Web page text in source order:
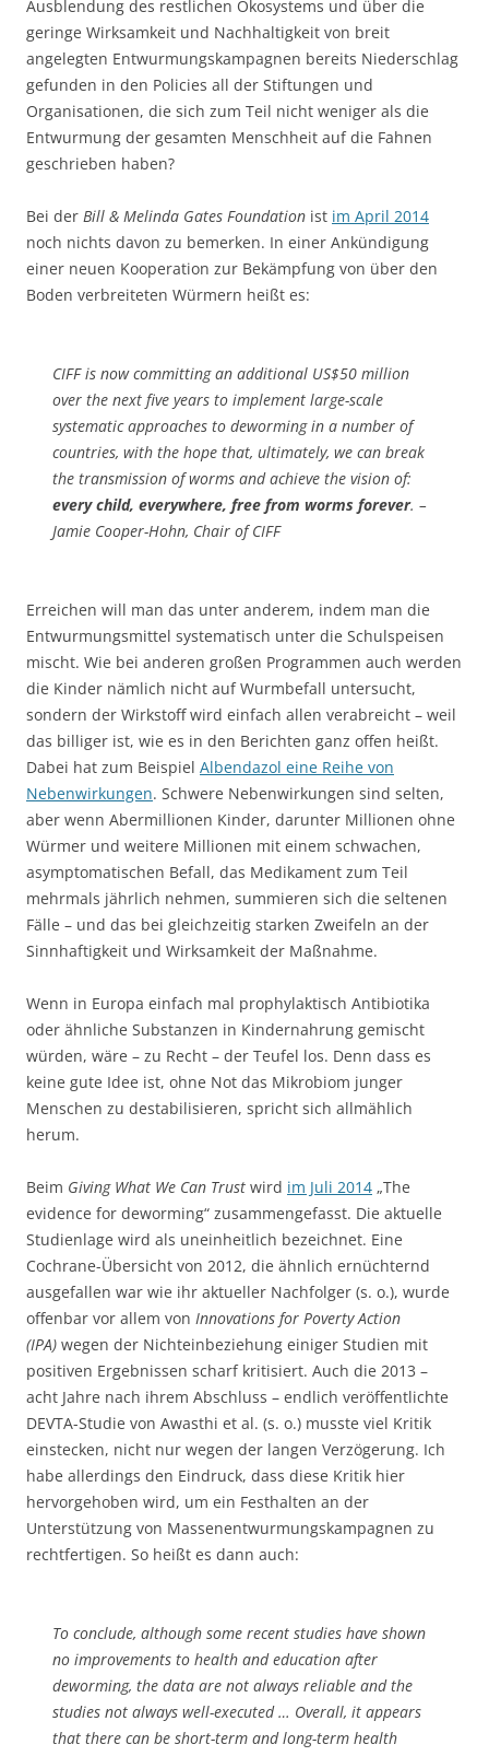
Ausblendung des restlichen Ökosystems und über die
geringe Wirksamkeit und Nachhaltigkeit von breit
angelegten Entwurmungskampagnen bereits Niederschlag
gefunden in den Policies all der Stiftungen und
Organisationen, die sich zum Teil nicht weniger als die
Entwurmung der gesamten Menschheit auf die Fahnen
geschrieben haben?
Bei der Bill & Melinda Gates Foundation ist im April 2014
noch nichts davon zu bemerken. In einer Ankündigung
einer neuen Kooperation zur Bekämpfung von über den
Boden verbreiteten Würmern heißt es:
CIFF is now committing an additional US$50 million
over the next five years to implement large-scale
systematic approaches to deworming in a number of
countries, with the hope that, ultimately, we can break
the transmission of worms and achieve the vision of:
every child, everywhere, free from worms forever. –
Jamie Cooper-Hohn, Chair of CIFF
Erreichen will man das unter anderem, indem man die
Entwurmungsmittel systematisch unter die Schulspeisen
mischt. Wie bei anderen großen Programmen auch werden
die Kinder nämlich nicht auf Wurmbefall untersucht,
sondern der Wirkstoff wird einfach allen verabreicht – weil
das billiger ist, wie es in den Berichten ganz offen heißt.
Dabei hat zum Beispiel Albendazol eine Reihe von
Nebenwirkungen. Schwere Nebenwirkungen sind selten,
aber wenn Abermillionen Kinder, darunter Millionen ohne
Würmer und weitere Millionen mit einem schwachen,
asymptomatischen Befall, das Medikament zum Teil
mehrmals jährlich nehmen, summieren sich die seltenen
Fälle – und das bei gleichzeitig starken Zweifeln an der
Sinnhaftigkeit und Wirksamkeit der Maßnahme.
Wenn in Europa einfach mal prophylaktisch Antibiotika
oder ähnliche Substanzen in Kindernahrung gemischt
würden, wäre – zu Recht – der Teufel los. Denn dass es
keine gute Idee ist, ohne Not das Mikrobiom junger
Menschen zu destabilisieren, spricht sich allmählich
herum.
Beim Giving What We Can Trust wird im Juli 2014 „The
evidence for deworming“ zusammengefasst. Die aktuelle
Studienlage wird als uneinheitlich bezeichnet. Eine
Cochrane-Übersicht von 2012, die ähnlich ernüchternd
ausgefallen war wie ihr aktueller Nachfolger (s. o.), wurde
offenbar vor allem von Innovations for Poverty Action
(IPA) wegen der Nichteinbeziehung einiger Studien mit
positiven Ergebnissen scharf kritisiert. Auch die 2013 –
acht Jahre nach ihrem Abschluss – endlich veröffentlichte
DEVTA-Studie von Awasthi et al. (s. o.) musste viel Kritik
einstecken, nicht nur wegen der langen Verzögerung. Ich
habe allerdings den Eindruck, dass diese Kritik hier
hervorgehoben wird, um ein Festhalten an der
Unterstützung von Massenentwurmungskampagnen zu
rechtfertigen. So heißt es dann auch:
To conclude, although some recent studies have shown
no improvements to health and education after
deworming, the data are not always reliable and the
studies not always well-executed … Overall, it appears
that there can be short-term and long-term health